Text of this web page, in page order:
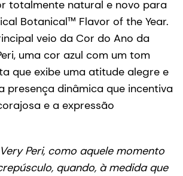
totalmente natural e novo para
Botanical™ Flavor of the Year.
veio da Cor do Ano da
uma cor azul com um tom
que exibe uma atitude alegre e
presença dinâmica que incentiva
e a expressão
Peri, como aquele momento
quando, à medida que